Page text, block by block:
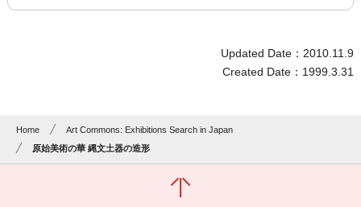
Updated Date：2010.11.9
Created Date：1999.3.31
Home
Art Commons: Exhibitions Search in Japan
原始美術の華 縄文土器の造形